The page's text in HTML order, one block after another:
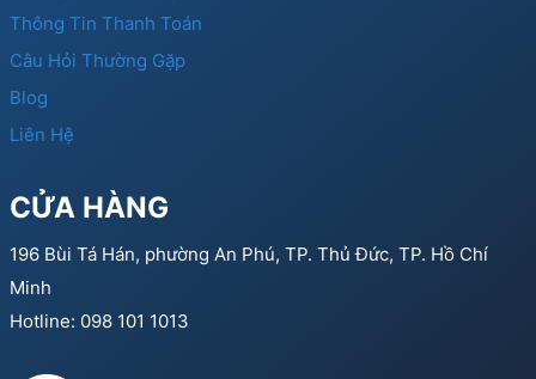
Thông Tin Thanh Toán
Câu Hỏi Thường Gặp
Blog
Liên Hệ
CỬA HÀNG
196 Bùi Tá Hán, phường An Phú, TP. Thủ Đức, TP. Hồ Chí
Minh
Hotline: 098 101 1013